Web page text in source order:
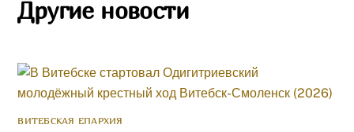
Другие новости
ВИТЕБСКАЯ ЕПАРХИЯ